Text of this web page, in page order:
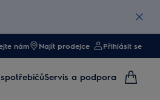
nám Najít prodejce Přihlásit se
Servis a podpora